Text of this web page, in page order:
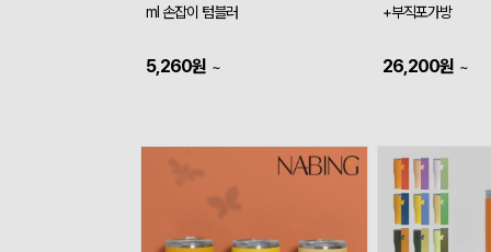
ml 손잡이 텀블러
5,260원 ~
+부직포가방
26,200원 ~